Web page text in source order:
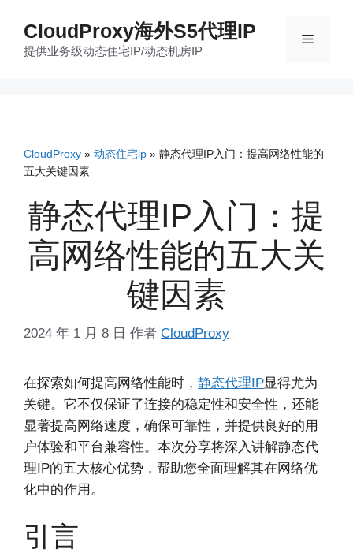
CloudProxy海外S5代理IP
提供业务级动态住宅IP/动态机房IP
菜
CloudProxy » 动态住宅ip » 静态代理IP入门：提高网络性能的
五大关键因素
静态代理IP入门：提
高网络性能的五大关
键因素
2024 年 1 月 8 日 作者 CloudProxy
在探索如何提高网络性能时， 静态代理IP显得尤为
关键。它不仅保证了连接的稳定性和安全性，还能
显著提高网络速度，确保可靠性，并提供良好的用
户体验和平台兼容性。本次分享将深入讲解静态代
理IP的五大核心优势，帮助您全面理解其在网络优
化中的作用。
引言